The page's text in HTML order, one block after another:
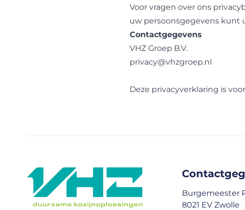
Voor vragen over ons
uw persoonsgegevens kunt
Contactgegevens
VHZ Groep B.V.
privacy@vhzgroep.nl
Deze privacyverklaring is
Burgemeester
8021 EV Zwolle